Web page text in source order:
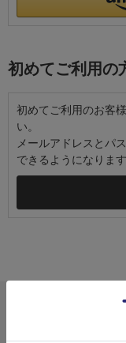
初めてご利用の
初めてご利用のお客
い。
メールアドレスとパ
できるようになります